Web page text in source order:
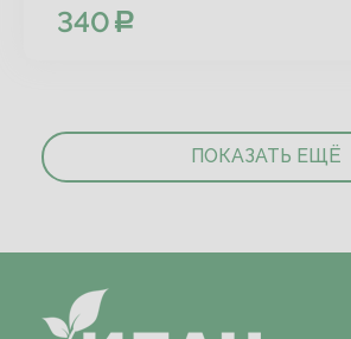
340
ПОКАЗАТЬ ЕЩЁ